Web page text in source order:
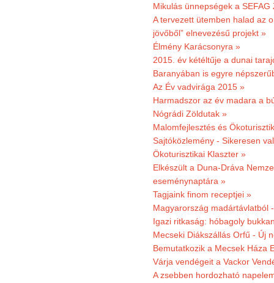
Mikulás ünnepségek a SEFAG
A tervezett ütemben halad az
jövőből” elnevezésű projekt »
Élmény Karácsonyra »
2015. év kétéltűje a dunai
Baranyában is egyre
Az Év vadvirága 2015 »
Harmadszor az év madara a
Nógrádi Zöldutak »
Malomfejlesztés és
Sajtóközlemény - Sikeresen
Ökoturisztikai Klaszter »
Elkészült a Duna-Dráva
eseménynaptára »
Tagjaink finom receptjei »
Magyarország madártávlatból
Igazi ritkaság: hóbagoly
Mecseki Diákszállás Orfű - Új
Bemutatkozik a Mecsek Háza
Várja vendégeit a Vackor
A zsebben hordozható